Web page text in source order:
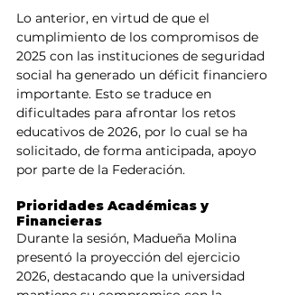
Lo anterior, en virtud de que el
cumplimiento de los compromisos de
2025 con las instituciones de seguridad
social ha generado un déficit financiero
importante. Esto se traduce en
dificultades para afrontar los retos
educativos de 2026, por lo cual se ha
solicitado, de forma anticipada, apoyo
por parte de la Federación.
Prioridades Académicas y
Financieras
Durante la sesión, Madueña Molina
presentó la proyección del ejercicio
2026, destacando que la universidad